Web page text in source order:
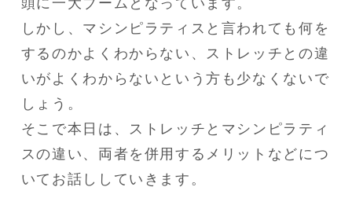
頭に一大ブームとなっています。
しかし、マシンピラティスと言われても何を
するのかよくわからない、ストレッチとの違
いがよくわからないという方も少なくないで
しょう。
そこで本日は、ストレッチとマシンピラティ
スの違い、両者を併用するメリットなどにつ
いてお話ししていきます。